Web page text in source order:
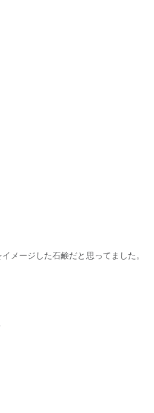
メージした石鹸だと思ってました。